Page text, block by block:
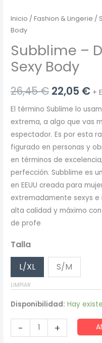
Inicio /Fashion & Lingerie /
Body
Subblime –
Sexy Body
26,45€ El
precio
original
era:
26,45 €.
22,05 €El
+
El término Sublime lo
extrema, a algo que vas
espectador. Es por esta
figurado en personas y
en términos de
perfección. Subblime es
en EEUU creada para
extremadamente sexys
alta calidad y máximo
de profe
Talla
L/XL
S/M
LIMPIAR
Disponibilidad: Hay
-
Subblime
-
+